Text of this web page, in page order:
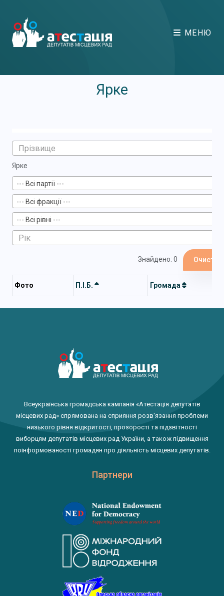
МЕНЮ
Ярке
Ярке
--- Всі партії ---
--- Всі фракції ---
--- Всі рівні ---
Знайдено: 0
Фото П.І.Б. Громада
Всеукраїнська громадська кампанія «Атестація депутатів
місцевих рад» спрямована на сприяння розв'язання проблеми
низького рівня відкритості, прозорості та підзвітності
виборцям депутатів місцевих рад України, а також підвищення
поінформованості громадян про діяльність місцевих депутатів.
Партнери